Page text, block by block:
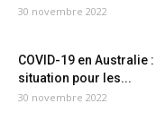
30 novembre 2022
COVID-19 en Australie
situation pour les...
30 novembre 2022